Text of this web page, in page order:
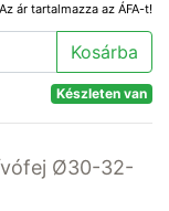
Az ár tartalmazza az ÁFA-t!
Kosárba
Készleten van
Ø30-32-